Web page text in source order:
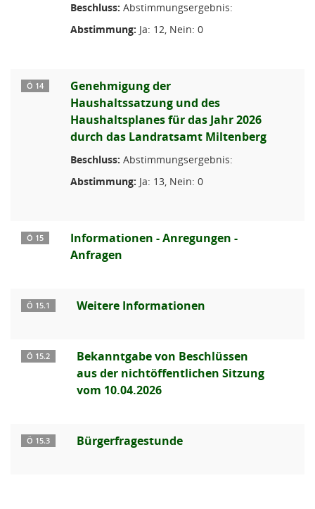
Beschluss: Abstimmungsergebnis:
Abstimmung: Ja: 12, Nein: 0
Ö 14
Genehmigung der
Haushaltssatzung und des
Haushaltsplanes für das Jahr 2026
durch das Landratsamt Miltenberg
Beschluss: Abstimmungsergebnis:
Abstimmung: Ja: 13, Nein: 0
Ö 15
Informationen - Anregungen -
Anfragen
Ö 15.1 Weitere Informationen
Ö 15.2
Bekanntgabe von Beschlüssen
aus der nichtöffentlichen Sitzung
vom 10.04.2026
Ö 15.3 Bürgerfragestunde